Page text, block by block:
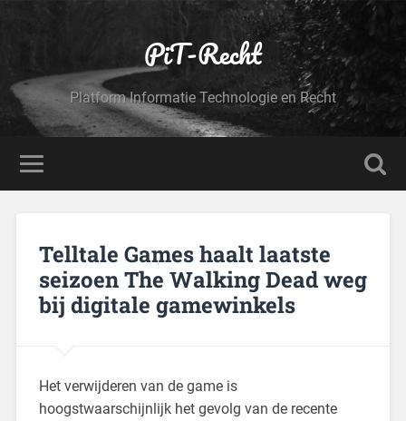
PiT-Recht
Platform Informatie Technologie en Recht
Telltale Games haalt laatste
seizoen The Walking Dead weg
bij digitale gamewinkels
Het verwijderen van de game is
hoogstwaarschijnlijk het gevolg van de recente